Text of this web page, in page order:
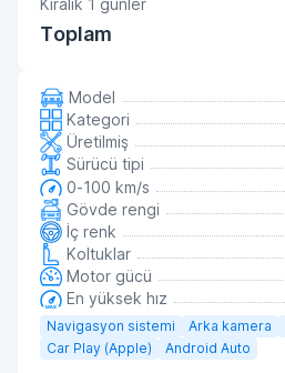
Kiralık 1 günler
Toplam
Model
Kategori
Üretilmiş
Sürücü tipi
0-100 km/s
Gövde rengi
İç renk
Koltuklar
Motor gücü
En yüksek hız
Navigasyon sistemi Arka kamera
Car Play (Apple)
Android Auto